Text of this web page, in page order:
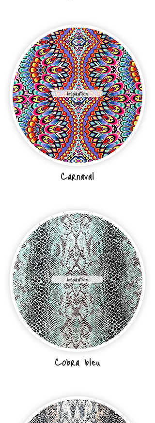
Inspiration
Carnaval
Inspiration
Cobra bleu